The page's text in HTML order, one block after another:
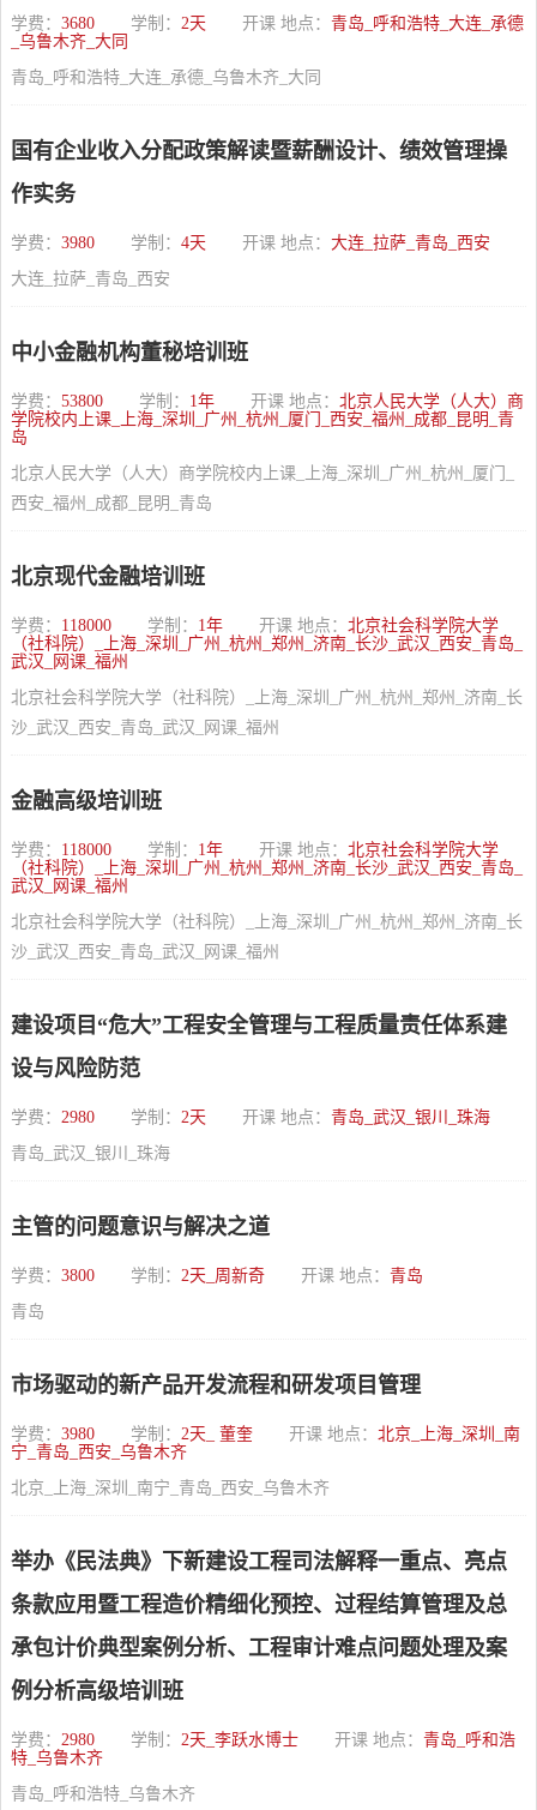
学费： 3680 学制： 2天 开课 地点： 青岛_呼和浩特_大连_承德
_乌鲁木齐_大同
青岛_呼和浩特_大连_承德_乌鲁木齐_大同
国有企业收入分配政策解读暨薪酬设计、绩效管理操
作实务
学费： 3980 学制： 4天 开课 地点： 大连_拉萨_青岛_西安
大连_拉萨_青岛_西安
中小金融机构董秘培训班
学费： 53800 学制： 1年 开课 地点： 北京人民大学（人大）商
学院校内上课_上海_深圳_广州_杭州_厦门_西安_福州_成都_昆明_青
岛
北京人民大学（人大）商学院校内上课_上海_深圳_广州_杭州_厦门_
西安_福州_成都_昆明_青岛
北京现代金融培训班
学费： 118000 学制： 1年 开课 地点： 北京社会科学院大学
（社科院）_上海_深圳_广州_杭州_郑州_济南_长沙_武汉_西安_青岛_
武汉_网课_福州
北京社会科学院大学（社科院）_上海_深圳_广州_杭州_郑州_济南_长
沙_武汉_西安_青岛_武汉_网课_福州
金融高级培训班
学费： 118000 学制： 1年 开课 地点： 北京社会科学院大学
（社科院）_上海_深圳_广州_杭州_郑州_济南_长沙_武汉_西安_青岛_
武汉_网课_福州
北京社会科学院大学（社科院）_上海_深圳_广州_杭州_郑州_济南_长
沙_武汉_西安_青岛_武汉_网课_福州
建设项目“危大”工程安全管理与工程质量责任体系建
设与风险防范
学费： 2980 学制： 2天 开课 地点： 青岛_武汉_银川_珠海
青岛_武汉_银川_珠海
主管的问题意识与解决之道
学费： 3800 学制： 2天_周新奇 开课 地点： 青岛
青岛
市场驱动的新产品开发流程和研发项目管理
学费： 3980 学制： 2天_ 董奎 开课 地点： 北京_上海_深圳_南
宁_青岛_西安_乌鲁木齐
北京_上海_深圳_南宁_青岛_西安_乌鲁木齐
举办《民法典》下新建设工程司法解释一重点、亮点
条款应用暨工程造价精细化预控、过程结算管理及总
承包计价典型案例分析、工程审计难点问题处理及案
例分析高级培训班
学费： 2980 学制： 2天_李跃水博士 开课 地点： 青岛_呼和浩
特_乌鲁木齐
青岛_呼和浩特_乌鲁木齐